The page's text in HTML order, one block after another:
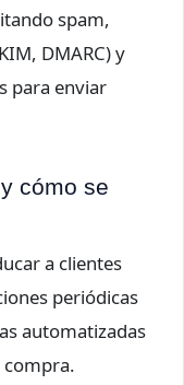
spam,
DMARC) y
para enviar
cómo se
a clientes
periódicas
automatizadas
compra.